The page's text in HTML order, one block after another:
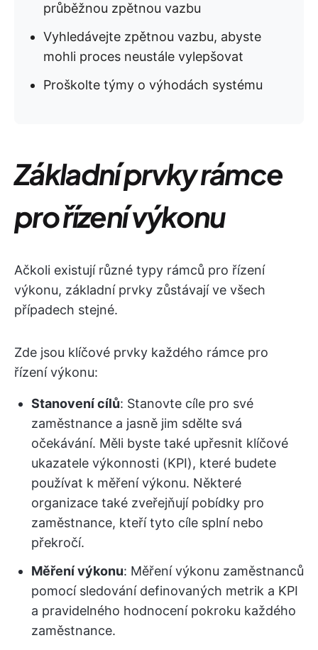
průběžnou zpětnou vazbu
Vyhledávejte zpětnou vazbu, abyste
mohli proces neustále vylepšovat
Proškolte týmy o výhodách systému
Základní prvky rámce
pro řízení výkonu
Ačkoli existují různé typy rámců pro řízení
výkonu, základní prvky zůstávají ve všech
případech stejné.
Zde jsou klíčové prvky každého rámce pro
řízení výkonu:
Stanovení cílů: Stanovte cíle pro své
zaměstnance a jasně jim sdělte svá
očekávání. Měli byste také upřesnit klíčové
ukazatele výkonnosti (KPI), které budete
používat k měření výkonu. Některé
organizace také zveřejňují pobídky pro
zaměstnance, kteří tyto cíle splní nebo
překročí.
Měření výkonu: Měření výkonu zaměstnanců
pomocí sledování definovaných metrik a KPI
a pravidelného hodnocení pokroku každého
zaměstnance.